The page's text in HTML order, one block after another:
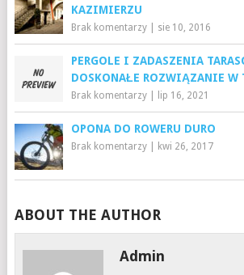
KAZIMIERZU
Brak komentarzy| sie 10, 2016
PERGOLE I ZADASZENIA
DOSKONAŁE ROZWIĄZANIE W
Brak komentarzy| lip 16, 2021
OPONA DO ROWERU DURO
Brak komentarzy| kwi 26, 2017
ABOUT THE AUTHOR
Admin